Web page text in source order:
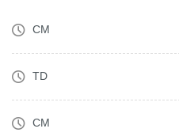
CM
TD
CM